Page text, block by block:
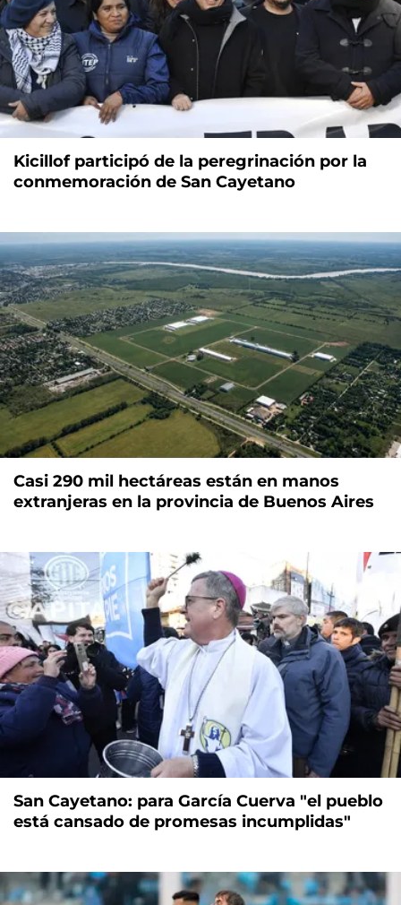
Kicillof participó de la peregrinación por la
conmemoración de San Cayetano
Casi 290 mil hectáreas están en manos
extranjeras en la provincia de Buenos Aires
San Cayetano: para García Cuerva "el pueblo
está cansado de promesas incumplidas"